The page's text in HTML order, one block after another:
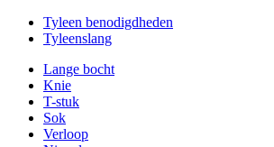
Tyleen benodigdheden
Tyleenslang
Lange bocht
Knie
T-stuk
Sok
Verloop